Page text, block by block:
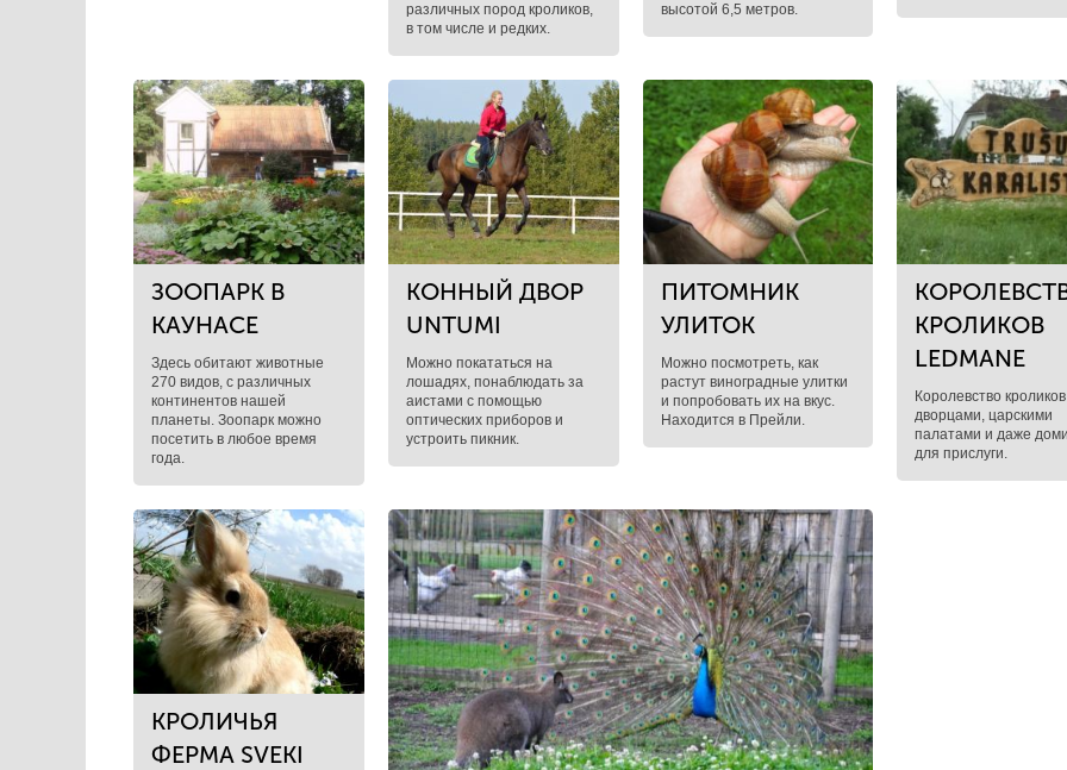
различных пород кроликов,
в том числе и редких.
высотой 6,5 метров.
ЗООПАРК В
КАУНАСЕ
Здесь обитают животные
270 видов, с различных
континентов нашей
планеты. Зоопарк можно
посетить в любое время
года.
КОННЫЙ ДВОР
UNTUMI
Можно покататься на
лошадях, понаблюдать за
аистами с помощью
оптических приборов и
устроить пикник.
ПИТОМНИК
УЛИТОК
Можно посмотреть, как
растут виноградные улитки
и попробовать их на вкус.
Находится в Прейли.
КРОЛИКОВ
LЕDMANE
Королевство
дворцами, царскими
палатами и даже
для прислуги.
КРОЛИЧЬЯ
ФЕРМА SVEКI